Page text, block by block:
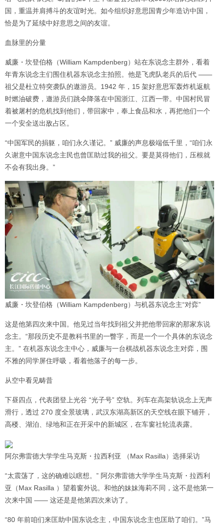
国，重温并肩搏斗的友谊时光。如今组织好意思国青少年造访中国，
恰是为了延续中好意思之间的友谊。
血脉里的分量
威廉・坎登伯格（William Kampdenberg）站在东说念主群外，看着
年青东说念主们围住机器东说念主拍照。他是飞虎队老兵的后代 ——
祖父是杜立特突袭队的遨游员。1942 年，15 架好意思军轰炸机返航
时燃油破费，遨游员们跳伞降落在中国浙江、江西一带。中国村民冒
着被屠村的危机找到他们，带回家中，奉上食品和水，再把他们一个
一个安全送出敌占区。
“中国军民的捐躯，咱们永久谨记。” 威廉的声息极端低千里，“咱们永
久谢意中国东说念主民也曾匡助过我的祖父。要是莫得他们，压根就
不会有我出身。”
威廉・坎登伯格（William Kampdenberg）与机器东说念主“对弈”
这是他第四次来中国。他见过当年找到祖父并把他带回家的那家东说
念主。“那段历史不是教科书里的一瞥字，而是一个一个具体的东说念
主。” 在机器东说念主中心，威廉与一台棋战机器东说念主对弈，围
不雅的同学屏住呼吸，看着他落子的每一步。
从空中看见畴昔
下昼四点，代表团登上光谷 “光子号” 空轨。列车在高架轨说念上无声
滑行，透过 270 度全景玻璃，武汉东湖高新区的天空线在眼下铺开，
高楼、湖泊、绿地和正在开采中的新城区，在车窗社轮流表露。
阿尔弗雷德大学学生马克斯・拉西利亚 （Max Rasilla）选择采访
“太震荡了，这的确难以瞎想。” 阿尔弗雷德大学学生马克斯・拉西利
亚（Max Rasilla ）望着窗外说。和他的妹妹海莉不同，这不是他第一
次来中国 —— 这还是是他第四次来访了。
“80 年前咱们来匡助中国东说念主，中国东说念主也匡助了咱们。”马